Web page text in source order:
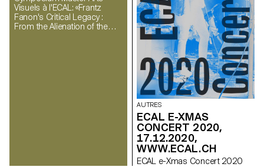
Visuels à l'ECAL: «Frantz
Fanon's Critical Legacy :
From the Alienation of the
AUTRES
ECAL E-XMAS
CONCERT 2020,
17.12.2020,
WWW.ECAL.CH
ECAL e-Xmas Concert 2020